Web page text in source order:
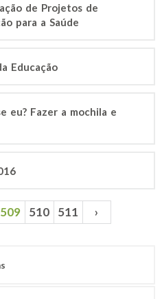
de Projetos de
para a Saúde
Educação
eu? Fazer a mochila e
509 510 511 ›